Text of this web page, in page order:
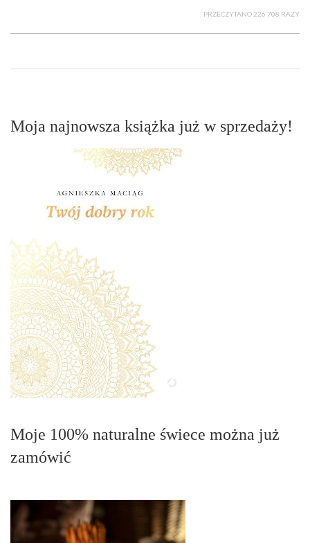
PRZECZYTANO 226 708 RAZY
Moja najnowsza książka już w sprzedaży!
Moje 100% naturalne świece można już
zamówić